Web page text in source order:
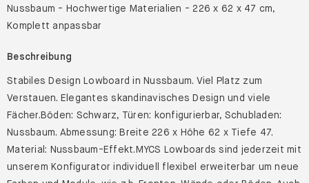
Nussbaum - Hochwertige Materialien - 226 x 62 x 47 cm,
Komplett anpassbar
Beschreibung
Stabiles Design Lowboard in Nussbaum. Viel Platz zum
Verstauen. Elegantes skandinavisches Design und viele
Fächer.Böden: Schwarz, Türen: konfigurierbar, Schubladen:
Nussbaum. Abmessung: Breite 226 x Höhe 62 x Tiefe 47.
Material: Nussbaum-Effekt.MYCS Lowboards sind jederzeit mit
unserem Konfigurator individuell flexibel erweiterbar um neue